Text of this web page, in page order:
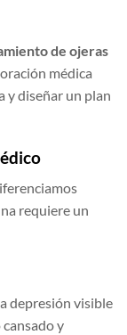
de ojeras
médica
y diseñar un plan
requiere un
depresión visible
y